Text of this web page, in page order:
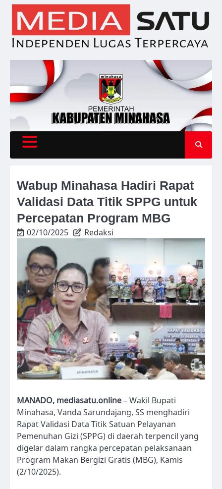
Skip
content
Wabup Minahasa Hadiri Rapat
Validasi Data Titik SPPG untuk
Percepatan Program MBG
02/10/2025 Redaksi
MANADO, mediasatu.online– Wakil Bupati
Minahasa, Vanda Sarundajang, SS menghadiri
Rapat Validasi Data Titik Satuan Pelayanan
Pemenuhan Gizi (SPPG) di daerah terpencil yang
digelar dalam rangka percepatan pelaksanaan
Program Makan Bergizi Gratis (MBG), Kamis
(2/10/2025).